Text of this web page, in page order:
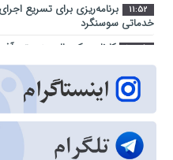
11:52
برنامه‌ریزی برای تسریع
خدماتی سوسنگرد
14:35
کارنامه یک‌ساله بهزیستی
مسکن و اشتغال تا کاهش آسیب‌های
9:23
شهر آینده؛ جایی که فناوری
زندگی شهروندان است
10:28
اراضی راه آهن در محدوده
ساماندهی می شود